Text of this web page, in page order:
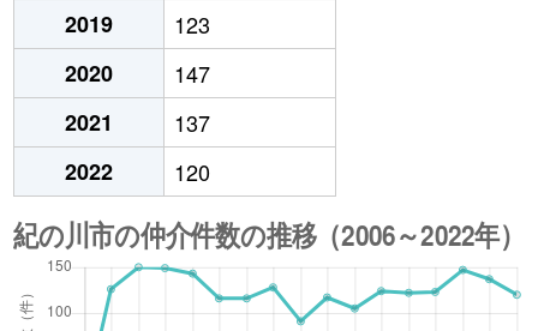
2019
123
2020
147
2021
137
2022
120